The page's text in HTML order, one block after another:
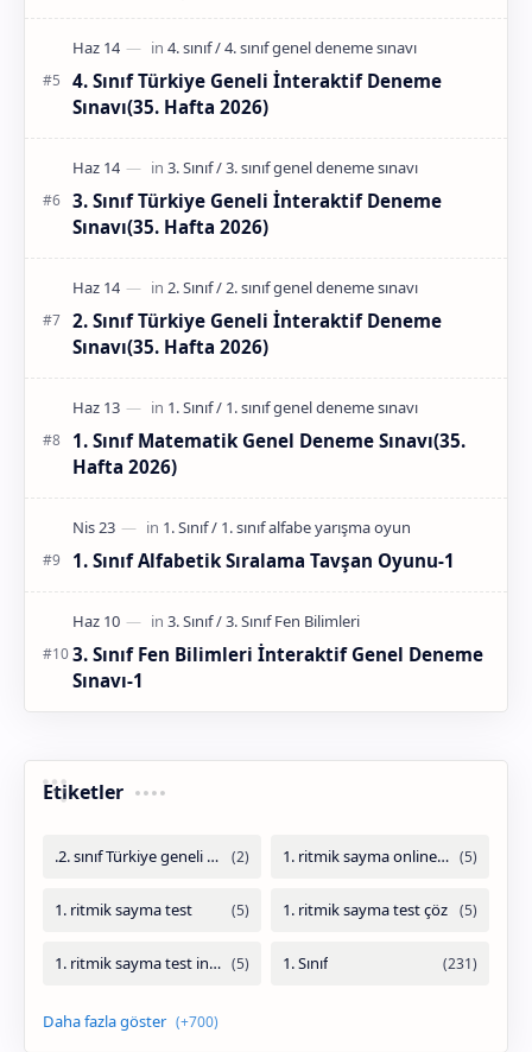
4. Sınıf Türkiye Geneli İnteraktif Deneme
Sınavı(35. Hafta 2026)
3. Sınıf Türkiye Geneli İnteraktif Deneme
Sınavı(35. Hafta 2026)
2. Sınıf Türkiye Geneli İnteraktif Deneme
Sınavı(35. Hafta 2026)
1. Sınıf Matematik Genel Deneme Sınavı(35.
Hafta 2026)
1. Sınıf Alfabetik Sıralama Tavşan Oyunu-1
3. Sınıf Fen Bilimleri İnteraktif Genel Deneme
Sınavı-1
Etiketler